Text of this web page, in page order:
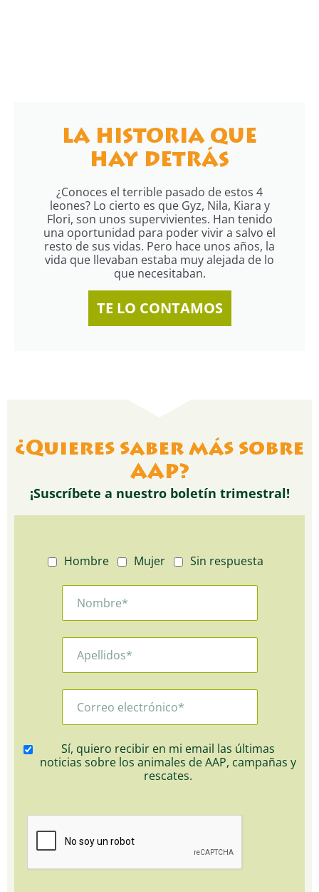
LA HISTORIA QUE
HAY DETRÁS
¿Conoces el terrible pasado de estos 4
leones? Lo cierto es que Gyz, Nila, Kiara y
Flori, son unos supervivientes. Han tenido
una oportunidad para poder vivir a salvo el
resto de sus vidas. Pero hace unos años, la
vida que llevaban estaba muy alejada de lo
que necesitaban.
TE LO CONTAMOS
¿Quieres saber más sobre
AAP?
¡Suscríbete a nuestro boletín trimestral!
Hombre Mujer Sin respuesta
Sí, quiero recibir en mi email las últimas
noticias sobre los animales de AAP, campañas y
rescates.